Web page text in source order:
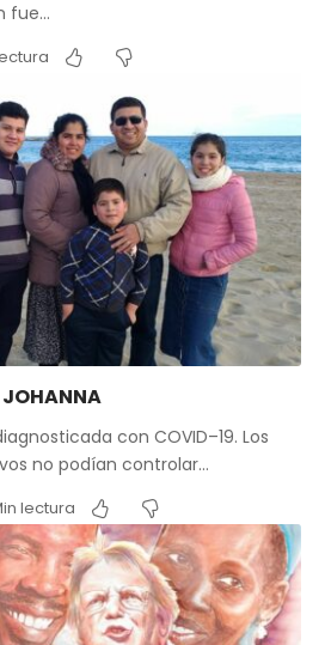
fue…
JOHANNA
con COVID–19. Los
no podían controlar…
lectura